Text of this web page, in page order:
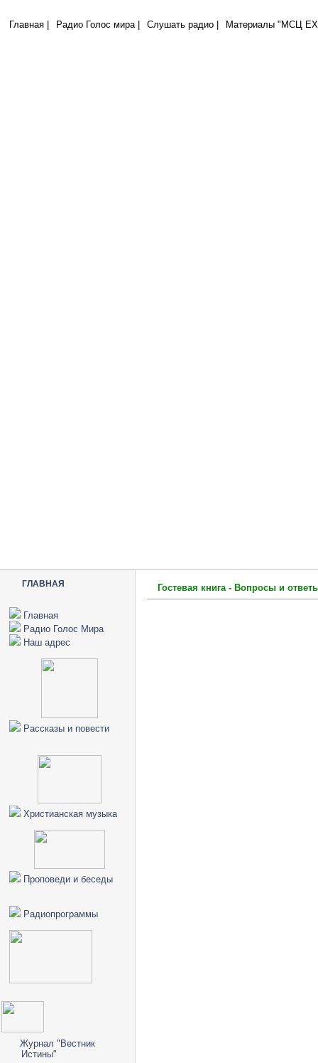
Главная | Радио Голос мира | Слушать радио | Материалы "МСЦ
ГЛАВНАЯ
Главная
Радио Голос Мира
Наш адрес
Рассказы и повести
Христианская музыка
Проповеди и беседы
Радиопрограммы
Журнал "Вестник
Истины"
Гостевая книга - Вопросы и